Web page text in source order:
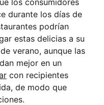
los consumidores
durante los días de
podrían
estas delicias a su
verano, aunque las
mejor en un
con recipientes
de modo que